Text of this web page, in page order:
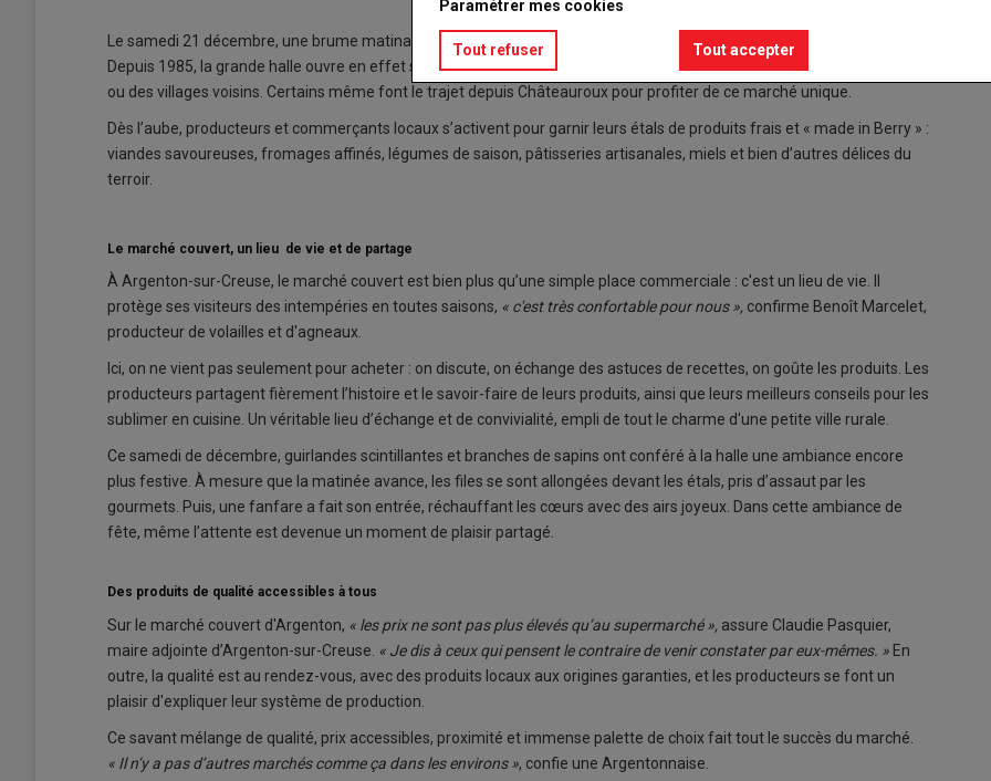
Le samedi 21 décembre, une brume matinale enveloppait encore la ville, lorsque la foule a afflué vers le marché.
Depuis 1985, la grande halle ouvre en effet ses portes chaque samedi matin aux habitants, qu’ils viennent d’Argenton
ou des villages voisins. Certains même font le trajet depuis Châteauroux pour profiter de ce marché unique.
Dès l’aube, producteurs et commerçants locaux s’activent pour garnir leurs étals de produits frais et « made in Berry » :
viandes savoureuses, fromages affinés, légumes de saison, pâtisseries artisanales, miels et bien d’autres délices du
terroir.
Le marché couvert, un lieu de vie et de partage
À Argenton-sur-Creuse, le marché couvert est bien plus qu’une simple place commerciale : c'est un lieu de vie. Il
protège ses visiteurs des intempéries en toutes saisons, « c'est très confortable pour nous », confirme Benoît Marcelet,
producteur de volailles et d'agneaux.
Ici, on ne vient pas seulement pour acheter : on discute, on échange des astuces de recettes, on goûte les produits. Les
producteurs partagent fièrement l’histoire et le savoir-faire de leurs produits, ainsi que leurs meilleurs conseils pour les
sublimer en cuisine. Un véritable lieu d’échange et de convivialité, empli de tout le charme d'une petite ville rurale.
Ce samedi de décembre, guirlandes scintillantes et branches de sapins ont conféré à la halle une ambiance encore
plus festive. À mesure que la matinée avance, les files se sont allongées devant les étals, pris d’assaut par les
gourmets. Puis, une fanfare a fait son entrée, réchauffant les cœurs avec des airs joyeux. Dans cette ambiance de
fête, même l’attente est devenue un moment de plaisir partagé.
Des produits de qualité accessibles à tous
Sur le marché couvert d'Argenton, « les prix ne sont pas plus élevés qu’au supermarché », assure Claudie Pasquier,
maire adjointe d’Argenton-sur-Creuse. « Je dis à ceux qui pensent le contraire de venir constater par eux-mêmes. » En
outre, la qualité est au rendez-vous, avec des produits locaux aux origines garanties, et les producteurs se font un
plaisir d'expliquer leur système de production.
Ce savant mélange de qualité, prix accessibles, proximité et immense palette de choix fait tout le succès du marché.
« Il n’y a pas d’autres marchés comme ça dans les environs », confie une Argentonnaise.
Paramétrer mes cookies
Tout refuser Tout accepter